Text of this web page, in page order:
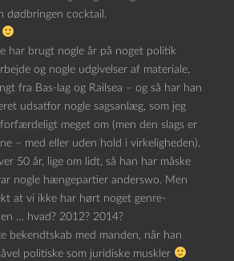
dødbringen cocktail.
har brugt nogle år på noget politik
og nogle udgivelser af materiale,
fra Bas-lag og Railsea – og så har han
udsatfor nogle sagsanlæg, som jeg
meget om (men den slags er
– med eller uden hold i virkeligheden).
50 år, lige om lidt, så han har måske
nogle hængepartier anderswo. Men
at vi ikke har hørt noget genre-
… hvad? 2012? 2014?
bekendtskab med manden, når han
politiske som juridiske muskler